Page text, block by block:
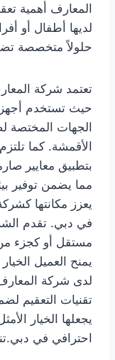
المعارف أهمية
لديها أطفال أو
حلولاً متخصصة
تعتمد شركة
حيث تستخدم
الجهات المختصة
الأقمشة. كما
بتطبيق معايير
مما يضمن توفير
يعزز مكانتها
في دبي. تقدم
مستقل أو كجزء
يمنح العميل
لدى شركة
تقنيات التعقيم
يجعلها الخيار
احترافي في